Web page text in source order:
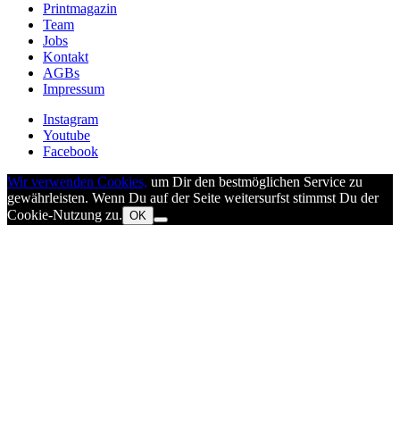
Printmagazin
Team
Jobs
Kontakt
AGBs
Impressum
Instagram
Youtube
Facebook
Wir verwenden Cookies, um Dir den bestmöglichen Service zu
gewährleisten. Wenn Du auf der Seite weitersurfst stimmst Du der
Cookie-Nutzung zu. OK